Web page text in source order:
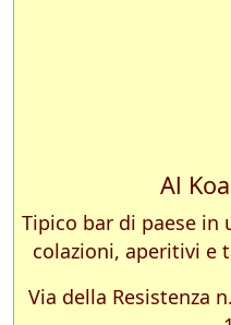
Al
Tipico bar di paese in
colazioni, aperitivi e
Via della Resistenza